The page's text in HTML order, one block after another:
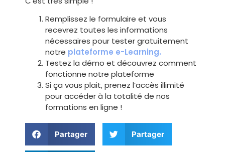
Remplissez le formulaire et vous
recevrez toutes les informations
nécessaires pour tester gratuitement
notre plateforme e-Learning.
Testez la démo et découvrez comment
fonctionne notre plateforme
Si ça vous plait, prenez l’accès illimité
pour accéder à la totalité de nos
formations en ligne !
Partager Partager